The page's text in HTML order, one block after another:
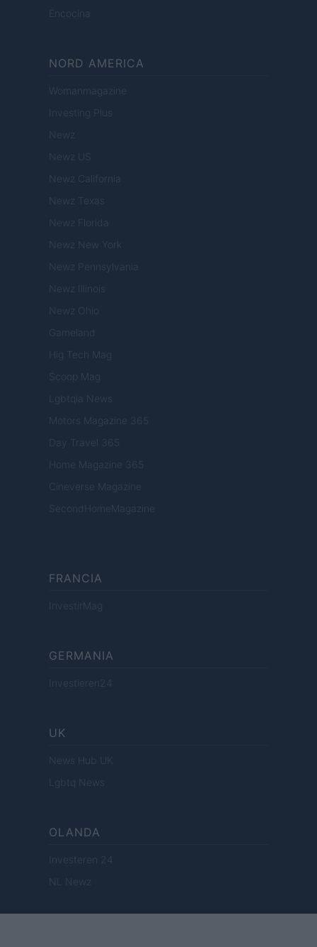
Encocina
NORD AMERICA
Womanmagazine
Investing Plus
Newz
Newz US
Newz California
Newz Texas
Newz Florida
Newz New York
Newz Pennsylvania
Newz Illinois
Newz Ohio
Gameland
Hig Tech Mag
Scoop Mag
Lgbtqia News
Motors Magazine 365
Day Travel 365
Home Magazine 365
Cineverse Magazine
SecondHomeMagazine
FRANCIA
InvestirMag
GERMANIA
Investieren24
UK
News Hub UK
Lgbtq News
OLANDA
Investeren 24
NL Newz